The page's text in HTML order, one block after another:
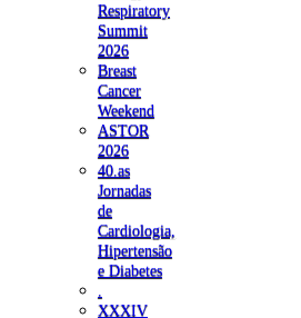
Respiratory
Summit
2026
Breast
Cancer
Weekend
ASTOR
2026
40.as
Jornadas
de
Cardiologia,
Hipertensão
e Diabetes
XXXIV